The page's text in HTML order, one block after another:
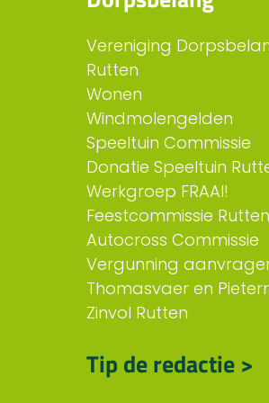
Vereniging
Rutten
Wonen
Windmolengelden
Speeltuin Commissie
Donatie Speeltuin
Werkgroep FRAAI!
Feestcommissie Rutten
Autocross Commissie
Vergunning
Thomasvaer en
Zinvol Rutten
Tip de redactie >